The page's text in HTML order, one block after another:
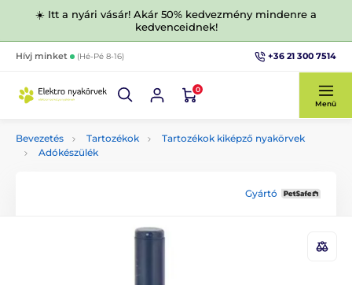
☀️ Itt a nyári vásár! Akár 50% kedvezmény mindenre a
kedvenceidnek!
Hívj minket (Hé-Pé 8-16) +36 21 300 7514
0
Menü
Bevezetés Tartozékok
Tartozékok kiképző nyakörvek
Adókészülék
Gyártó